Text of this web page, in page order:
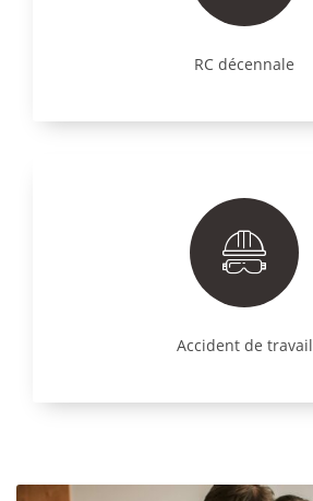
RC décennale
Accident de travail